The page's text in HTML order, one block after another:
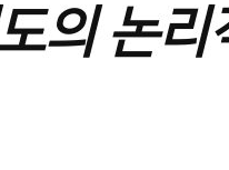
의 논리